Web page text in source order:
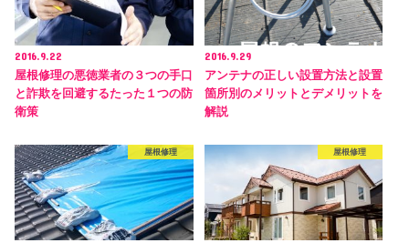
2016.9.22
屋根修理の悪徳業者の３つの手口
と詐欺を回避するたった１つの防
衛策
2016.9.29
アンテナの正しい設置方法と設置
箇所別のメリットとデメリットを
解説
屋根修理 屋根修理